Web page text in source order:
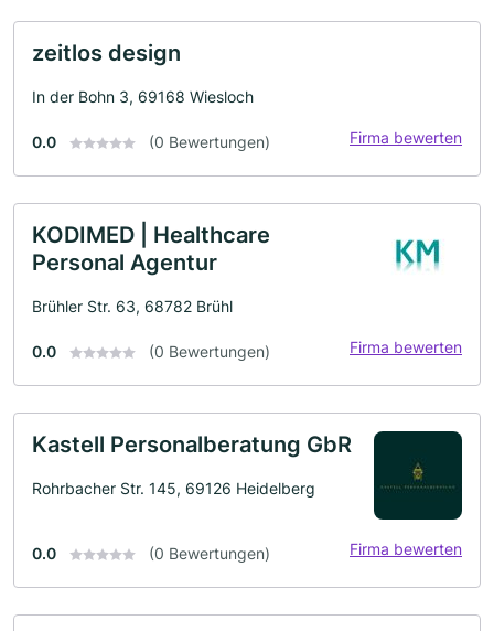
zeitlos design
In der Bohn 3, 69168 Wiesloch
0.0 (0 Bewertungen) Firma bewerten
KODIMED | Healthcare
Personal Agentur
Brühler Str. 63, 68782 Brühl
0.0 (0 Bewertungen) Firma bewerten
Kastell Personalberatung GbR
Rohrbacher Str. 145, 69126 Heidelberg
0.0 (0 Bewertungen) Firma bewerten